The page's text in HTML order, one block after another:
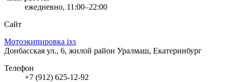
ежедневно, 11:00–22:00
Сайт
Мотоэкипировка ixs
Донбасская ул., 6, жилой район Уралмаш, Екатеринбург
Телефон
+7 (912) 625-12-92